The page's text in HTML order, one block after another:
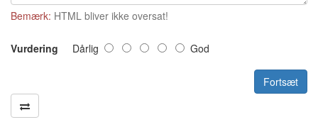
Bemærk: HTML bliver ikke oversat!
Vurdering Dårlig God
Fortsæt